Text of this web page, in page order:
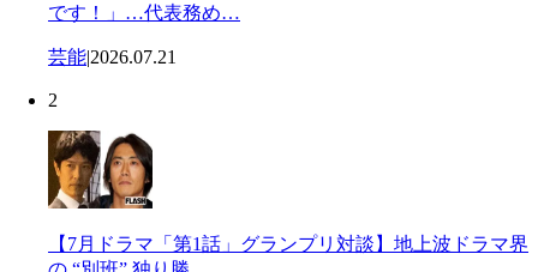
です！」…代表務め…
芸能|2026.07.21
2
【7月ドラマ「第1話」グランプリ対談】地上波ドラマ界